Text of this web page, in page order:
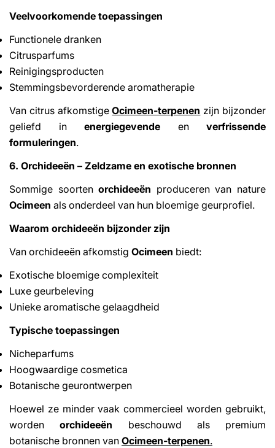
Veelvoorkomende toepassingen
Functionele dranken
Citrusparfums
Reinigingsproducten
Stemmingsbevorderende aromatherapie
Van citrus afkomstigeOcimeen-terpenen zijn bijzonder
geliefd in energiegevende en verfrissende
formuleringen.
6. Orchideeën – Zeldzame en exotische bronnen
Sommige soortenorchideeën produceren van nature
Ocimeen als onderdeel van hun bloemige geurprofiel.
Waarom orchideeën bijzonder zijn
Van orchideeën afkomstig Ocimeen biedt:
Exotische bloemige complexiteit
Luxe geurbeleving
Unieke aromatische gelaagdheid
Typische toepassingen
Nicheparfums
Hoogwaardige cosmetica
Botanische geurontwerpen
Hoewel ze minder vaak commercieel worden gebruikt,
wordenorchideeën beschouwd als premium
botanische bronnen van Ocimeen-terpenen.